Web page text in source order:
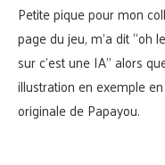
Petite pique pour mon
page du jeu, m’a dit “oh
sur c’est une IA” alors
illustration en exemple
originale de Papayou.